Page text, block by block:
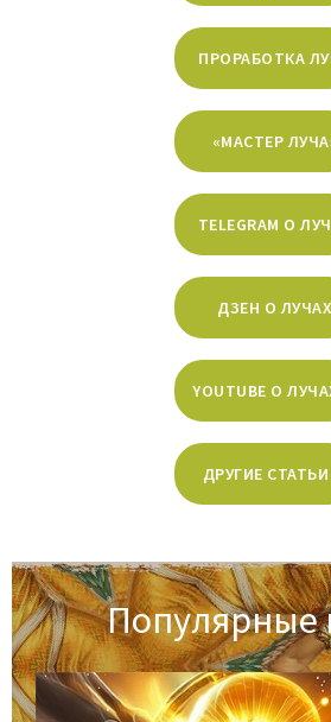
ПРОРАБОТКА
«МАСТЕР
TELEGRAM О
ДЗЕН О ЛУЧАХ
YOUTUBE О
ДРУГИЕ СТАТЬИ
Популярные